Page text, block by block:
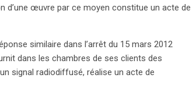
techniques de transmission utilisées. Cette
stipulant que les hôteliers qui fournissent
exclusif des organismes de
se fait dans des « lieux accessibles au public
sur des documents de l’Organisation
le paiement pour un repas ou des boissons
d’une œuvre par ce moyen constitue un acte de
similaire dans l’arrêt du 15 mars 2012
dans les chambres de ses clients des
signal radiodiffusé, réalise un acte de